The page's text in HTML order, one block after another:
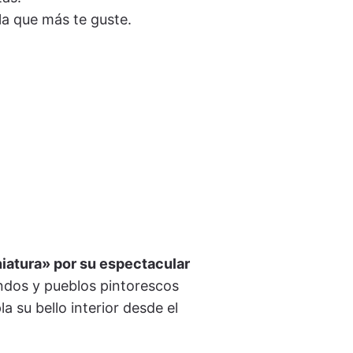
que más te guste.
por su espectacular
y pueblos pintorescos
su bello interior desde el